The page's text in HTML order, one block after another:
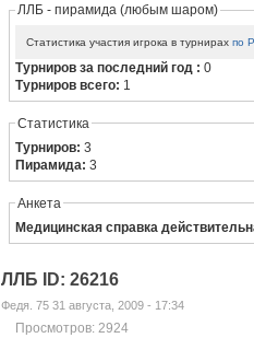
ЛЛБ - пирамида (любым шаром)
Статистика участия игрока в турнирахпо
Турниров за последний год :0
Турниров всего: 1
Статистика
Турниров:3
Пирамида:3
Анкета
Медицинская справка
ЛЛБ ID: 26216
Федя. 75 31 августа, 2009 - 17:34
Просмотров: 2924